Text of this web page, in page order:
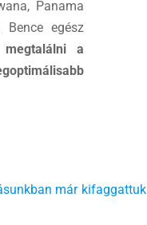
Panama
egész
a
már kifaggattuk